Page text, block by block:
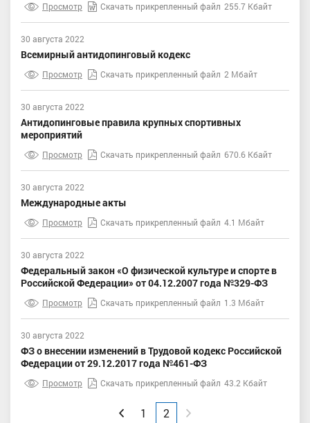
Просмотр Скачать прикрепленный файл 255.7 Кбайт
30 августа 2022
Всемирный антидопинговый кодекс
Просмотр Скачать прикрепленный файл 2 Мбайт
30 августа 2022
Антидопинговые правила крупных спортивных
мероприятий
Просмотр Скачать прикрепленный файл 670.6 Кбайт
30 августа 2022
Международные акты
Просмотр Скачать прикрепленный файл 4.1 Мбайт
30 августа 2022
Федеральный закон «О физической культуре и спорте в
Российской Федерации» от 04.12.2007 года №329-ФЗ
Просмотр Скачать прикрепленный файл 1.3 Мбайт
30 августа 2022
ФЗ о внесении изменений в Трудовой кодекс Российской
Федерации от 29.12.2017 года №461-ФЗ
Просмотр Скачать прикрепленный файл 43.2 Кбайт
Назад
1 2